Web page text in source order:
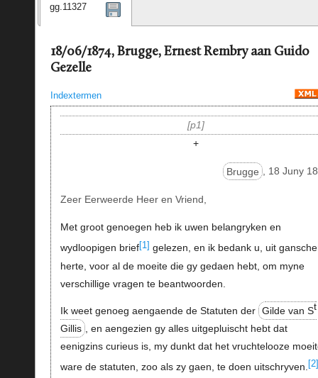
gg.11327
18/06/1874, Brugge, Ernest Rembry aan Guido
Gezelle
Indextermen
p1
+
Brugge , 18 Juny
Zeer Eerweerde Heer en Vriend,
Met groot genoegen heb ik uwen belangryken en
wydloopigen brief[1] gelezen, en ik bedank u, uit
herte, voor al de moeite die gy gedaen hebt, om myne
verschillige vragen te beantwoorden.
Ik weet genoeg aengaende de Statuten der Gilde van St
Gillis , en aengezien gy alles uitgepluischt hebt dat
eenigzins curieus is, my dunkt dat het vruchtelooze
ware de statuten, zoo als zy gaen, te doen uitschryven. [2]